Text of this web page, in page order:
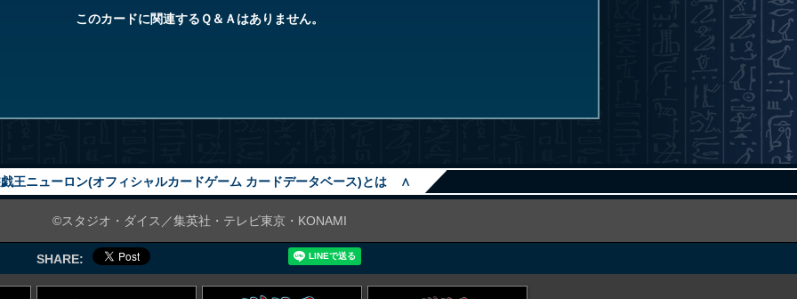
このカードに関連するＱ＆Ａはありません。
王ニューロン(オフィシャルカードゲーム カードデータベース)とは ∧
©スタジオ・ダイス／集英社・テレビ東京・KONAMI
SHARE: